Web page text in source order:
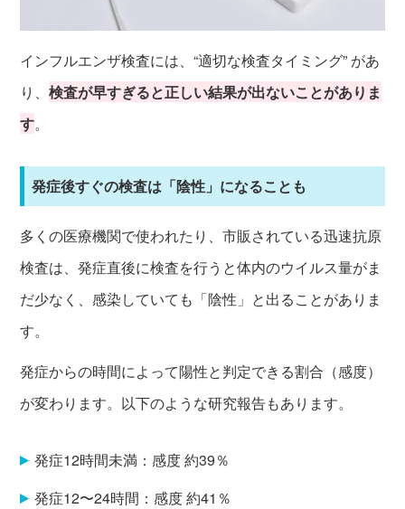
インフルエンザ検査には、“適切な検査タイミング” があ
り、検査が早すぎると正しい結果が出ないことがありま
す。
発症後すぐの検査は「陰性」になることも
多くの医療機関で使われたり、市販されている迅速抗原
検査は、発症直後に検査を行うと体内のウイルス量がま
だ少なく、感染していても「陰性」と出ることがありま
す。
発症からの時間によって陽性と判定できる割合（感度）
が変わります。以下のような研究報告もあります。
発症12時間未満：感度 約39％
発症12〜24時間：感度 約41％